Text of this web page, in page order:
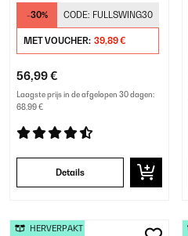
-30% CODE: FULLSWING30
MET VOUCHER: 39,89 €
56,99 €
Laagste prijs in de afgelopen 30 dagen:
68,99 €
Details
HERVERPAKT